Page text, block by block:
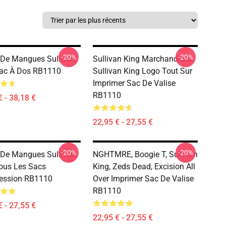
Mangues Sullivan
À Dos RB1110
- 38,18 €
-20%
Sullivan King Marchandises
Sullivan King Logo Tout Sur
Imprimer Sac De Valise
RB1110
22,95 € - 27,55 €
-20%
Mangues Sullivan
Les Sacs
RB1110
- 27,55 €
-20%
NGHTMRE, Boogie T, Sullivan
King, Zeds Dead, Excision All
Over Imprimer Sac De Valise
RB1110
22,95 € - 27,55 €
-20%